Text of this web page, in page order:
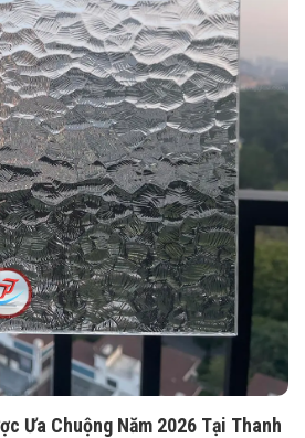
Ưa Chuộng Năm 2026 Tại Thanh